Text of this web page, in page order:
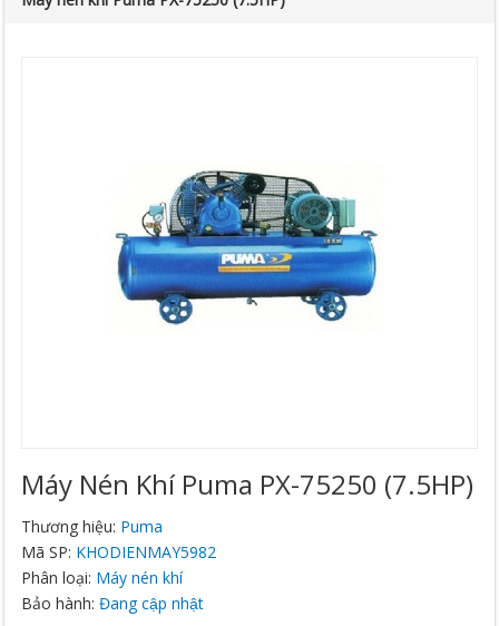
Máy Nén Khí Puma PX-75250 (7.5HP)
Thương hiệu: Puma
Mã SP: KHODIENMAY5982
Phân loại: Máy nén khí
Bảo hành:Đang cập nhật